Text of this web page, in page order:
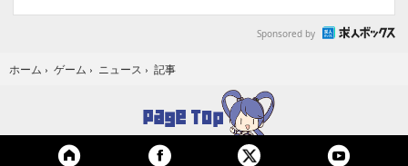
Sponsored by
ホーム › ゲーム › ニュース › 記事